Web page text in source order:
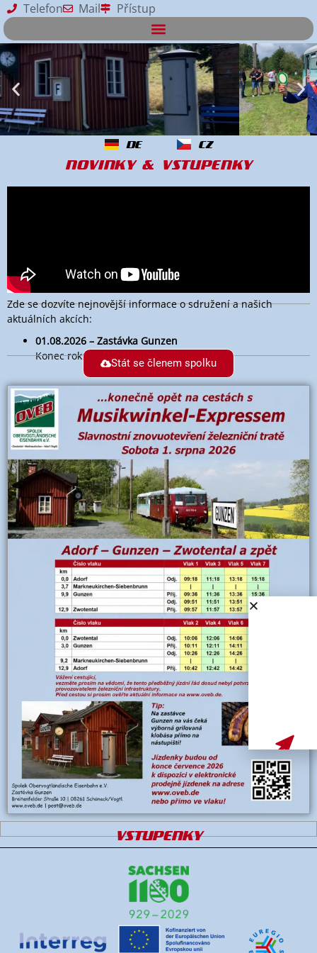
Telefon Mail Přístup
DE CZ
NOVINKY & VSTUPENKY
Zde se dozvíte nejnovější informace o sdružení a našich
aktuálních akcích:
01.08.2026 – Zastávka Gunzen
Konec roku s Musikwinkel-Express
Stát se členem spolku
VSTUPENKY